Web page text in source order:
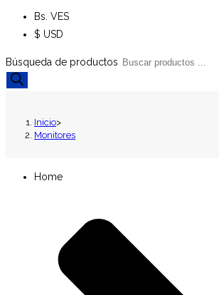
Bs. VES
$ USD
Búsqueda de productos
Inicio>
Monitores
Home